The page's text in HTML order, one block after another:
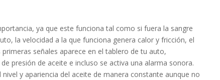
ya que este funciona tal como si fuera la sangre
la velocidad a la que funciona genera calor y fricción, el
señales aparece en el tablero de tu auto,
presión de aceite e incluso se activa una alarma sonora.
y apariencia del aceite de manera constante aunque no